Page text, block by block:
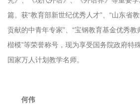
篇。获“教育部新世纪优秀人才”、“山东省
贡献的中青年专家”、“宝钢教育基金优秀教
楷模”等荣誉称号，现为享受国务院政府特
国家万人计划教学名师。
何伟